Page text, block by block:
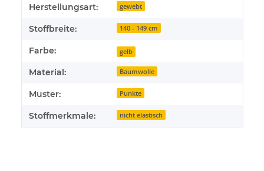
Herstellungsart: gewebt
Stoffbreite: 140 - 149 cm
Farbe: gelb
Material: Baumwolle
Muster: Punkte
Stoffmerkmale: nicht elastisch